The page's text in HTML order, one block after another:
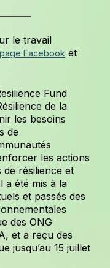
le travail
page Facebook et
Fund
de la
les besoins
de
les actions
résilience et
a été mis à la
et passés des
des ONG
et a reçu des
jusqu’au 15 juillet